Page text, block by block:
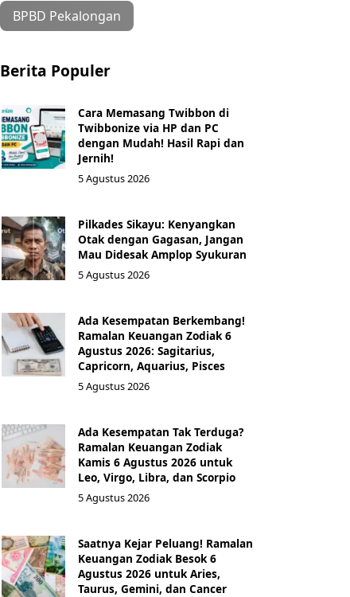
BPBD Pekalongan
Berita Populer
Cara Memasang Twibbon di
Twibbonize via HP dan PC
dengan Mudah! Hasil Rapi dan
Jernih!
5 Agustus 2026
Pilkades Sikayu: Kenyangkan
Otak dengan Gagasan, Jangan
Mau Didesak Amplop Syukuran
5 Agustus 2026
Ada Kesempatan Berkembang!
Ramalan Keuangan Zodiak 6
Agustus 2026: Sagitarius,
Capricorn, Aquarius, Pisces
5 Agustus 2026
Ada Kesempatan Tak Terduga?
Ramalan Keuangan Zodiak
Kamis 6 Agustus 2026 untuk
Leo, Virgo, Libra, dan Scorpio
5 Agustus 2026
Saatnya Kejar Peluang! Ramalan
Keuangan Zodiak Besok 6
Agustus 2026 untuk Aries,
Taurus, Gemini, dan Cancer